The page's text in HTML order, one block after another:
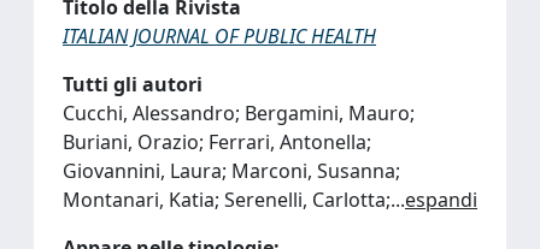
Titolo della Rivista
ITALIAN JOURNAL OF PUBLIC HEALTH
Tutti gli autori
Cucchi, Alessandro; Bergamini, Mauro;
Buriani, Orazio; Ferrari, Antonella;
Giovannini, Laura; Marconi, Susanna;
Montanari, Katia; Serenelli, Carlotta;...espandi